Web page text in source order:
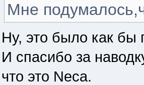
Мне
Ну, это было как бы
И спасибо за
что это Neca.